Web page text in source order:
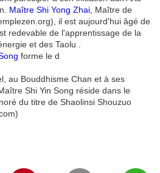
Maître Shi Yong Zhai, Maître de
il est aujourd'hui âgé de
redevable de l'apprentissage de la
et des Taolu .
forme le d
au Bouddhisme Chan et à ses
Shi Yin Song réside dans le
du titre de Shaolinsi Shouzuo